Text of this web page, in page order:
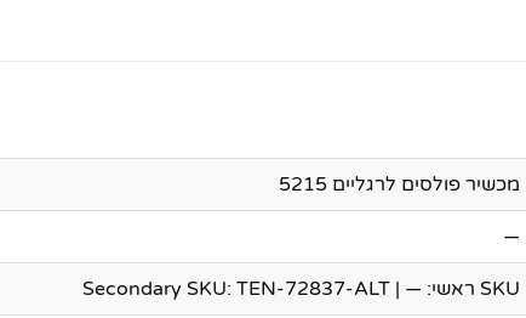
מכשיר פולסים לרגליים 5215
—
SKU ראשי: — | Secondary SKU: TEN-72837-ALT